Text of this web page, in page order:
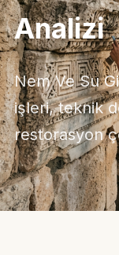
Analizi
Nem Ve Su
işleri, teknik
restorasyon